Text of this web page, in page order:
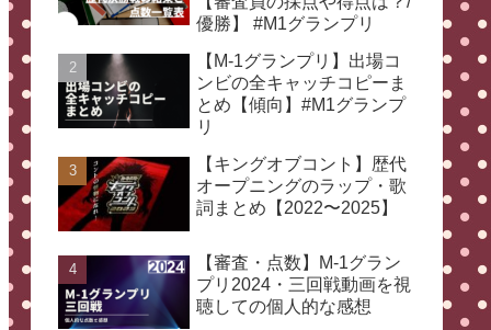
優勝】 #M1グランプリ
【M-1グランプリ】出場コ
ンビの全キャッチコピーま
とめ【傾向】#M1グランプ
リ
【キングオブコント】歴代
オープニングのラップ・歌
詞まとめ【2022〜2025】
【審査・点数】M-1グラン
プリ2024・三回戦動画を視
聴しての個人的な感想